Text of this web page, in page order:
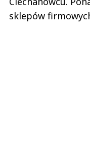
sklepów